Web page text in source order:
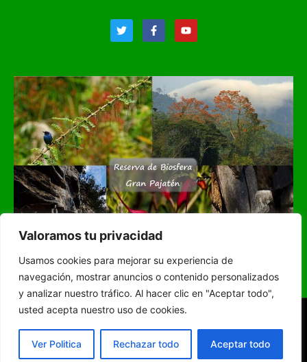
Valoramos tu privacidad
Usamos cookies para mejorar su experiencia de
navegación, mostrar anuncios o contenido personalizados
y analizar nuestro tráfico. Al hacer clic en "Aceptar todo",
usted acepta nuestro uso de cookies.
Ver Politica Rechazar todo Aceptar todo
Made Juanjui
JUANJUISERVER
DESDE HUICUNGO